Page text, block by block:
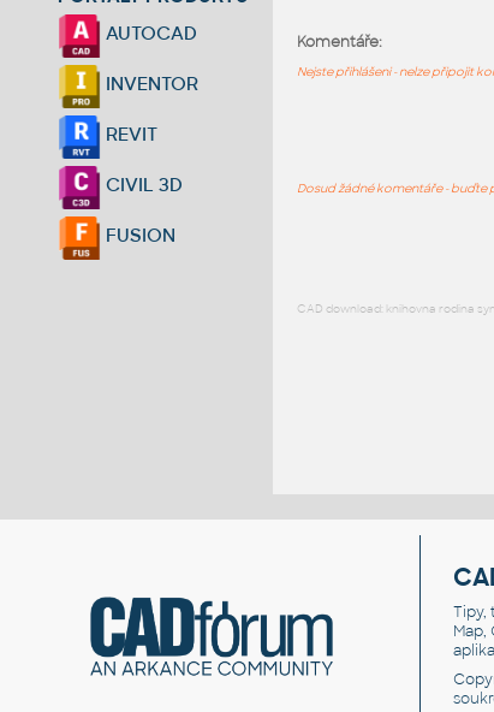
AUTOCAD
INVENTOR
REVIT
CIVIL 3D
FUSION
Komentáře:
Nejste přihlášeni - nelze připojit
Dosud žádné komentáře - buďte
CAD download: knihovna rodina
Tipy,
Map,